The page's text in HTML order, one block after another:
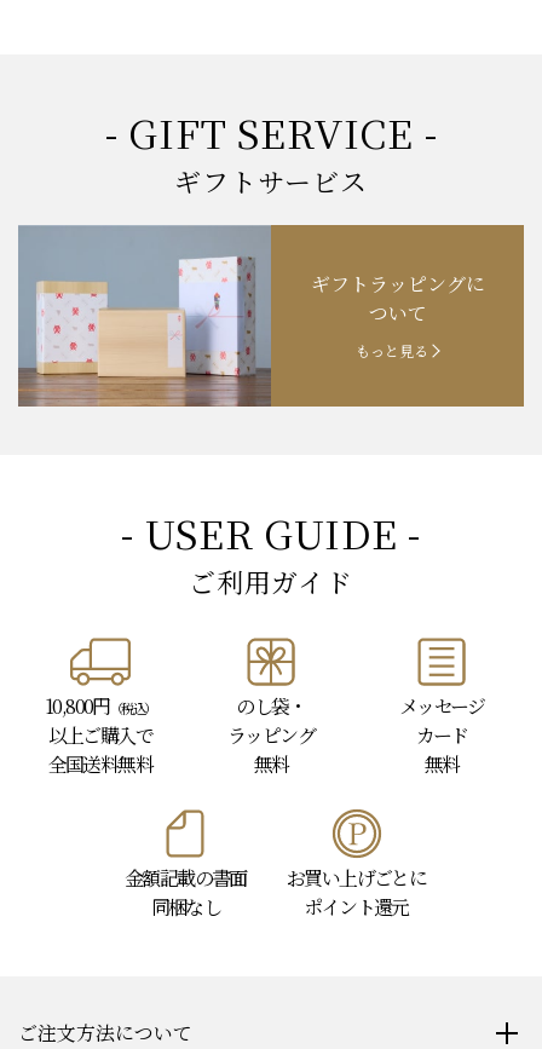
2024.11.1 「お歳暮特集」開催中！
お知らせ 2024.10.18 【創業祭】１０１年目に突入！
お知らせ 202４.09.18 【秋の味覚祭】食欲の秋！
- GIFT SERVICE -
ギフトサービス
ギフトラッピングに
ついて
もっと見る
- USER GUIDE -
ご利用ガイド
10,800円 （税込）
以上ご購入で
全国送料無料
のし袋・
ラッピング
無料
メッセージ
カード
無料
金額記載の書面
同梱なし
お買い上げごとに
ポイント還元
ご注文方法について